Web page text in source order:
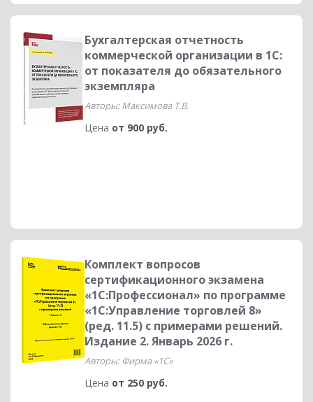
Бухгалтерская отчетность
коммерческой организации в 1С:
от показателя до обязательного
экземпляра
Авторы: Максимова Т.В.
Цена от 900 руб.
Комплект вопросов
сертификационного экзамена
«1С:Профессионал» по программе
«1С:Управление торговлей 8»
(ред. 11.5) с примерами решений.
Издание 2. Январь 2026 г.
Авторы: Фирма «1С»
Цена от 250 руб.